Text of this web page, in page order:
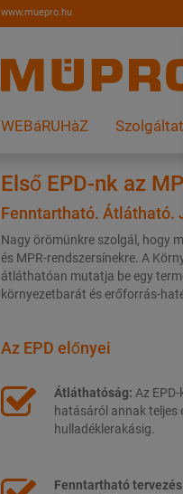
www.muepro.hu
WEBáRUHàZ
Első EPD-nk az
Fenntartható. Átlátható.
Nagy örömünkre szolgál, hogy
és MPR-rendszersínekre. A
átláthatóan mutatja be egy
környezetbarát és erőforrás-
Az EPD előnyei
Átláthatóság: Az
hatásáról annak teljes
hulladéklerakásig.
Fenntartható